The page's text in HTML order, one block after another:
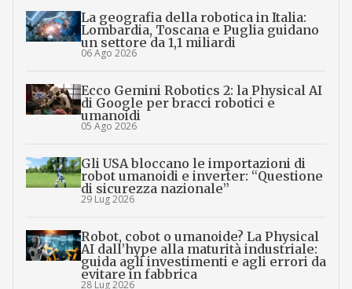
La geografia della robotica in Italia:
Lombardia, Toscana e Puglia guidano
un settore da 1,1 miliardi
06 Ago 2026
Ecco Gemini Robotics 2: la Physical AI
di Google per bracci robotici e
umanoidi
05 Ago 2026
Gli USA bloccano le importazioni di
robot umanoidi e inverter: “Questione
di sicurezza nazionale”
29 Lug 2026
Robot, cobot o umanoide? La Physical
AI dall’hype alla maturità industriale:
guida agli investimenti e agli errori da
evitare in fabbrica
28 Lug 2026